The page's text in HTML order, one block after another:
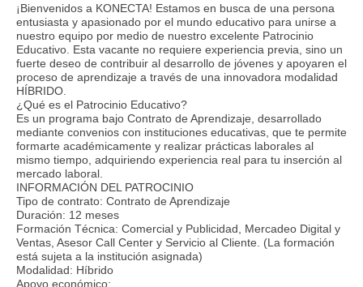
¡Bienvenidos a KONECTA! Estamos en busca de una persona
entusiasta y apasionado por el mundo educativo para unirse a
nuestro equipo por medio de nuestro excelente Patrocinio
Educativo. Esta vacante no requiere experiencia previa, sino un
fuerte deseo de contribuir al desarrollo de jóvenes y apoyaren el
proceso de aprendizaje a través de una innovadora modalidad
HÍBRIDO.
¿Qué es el Patrocinio Educativo?
Es un programa bajo Contrato de Aprendizaje, desarrollado
mediante convenios con instituciones educativas, que te permite
formarte académicamente y realizar prácticas laborales al
mismo tiempo, adquiriendo experiencia real para tu inserción al
mercado laboral.
INFORMACIÓN DEL PATROCINIO
Tipo de contrato: Contrato de Aprendizaje
Duración: 12 meses
Formación Técnica: Comercial y Publicidad, Mercadeo Digital y
Ventas, Asesor Call Center y Servicio al Cliente. (La formación
está sujeta a la institución asignada)
Modalidad: Híbrido
Apoyo económico: